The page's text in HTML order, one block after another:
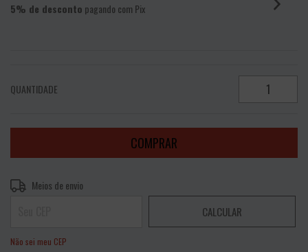
5% de desconto pagando com Pix
QUANTIDADE
Entregas para o CEP:
Meios de envio
CALCULAR
Não sei meu CEP